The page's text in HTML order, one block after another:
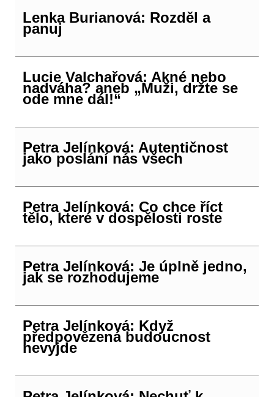
Lenka Burianová: Rozděl a
panuj
Lucie Valchařová: Akné nebo
nadváha? aneb „Muži, držte se
ode mne dál!“
Petra Jelínková: Autentičnost
jako poslání nás všech
Petra Jelínková: Co chce říct
tělo, které v dospělosti roste
Petra Jelínková: Je úplně jedno,
jak se rozhodujeme
Petra Jelínková: Když
předpovězená budoucnost
nevyjde